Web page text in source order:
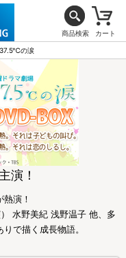
商品検索 カート
37.5℃の涙
演！
演！
水野美紀 浅野温子 他、多
で描く成長物語。